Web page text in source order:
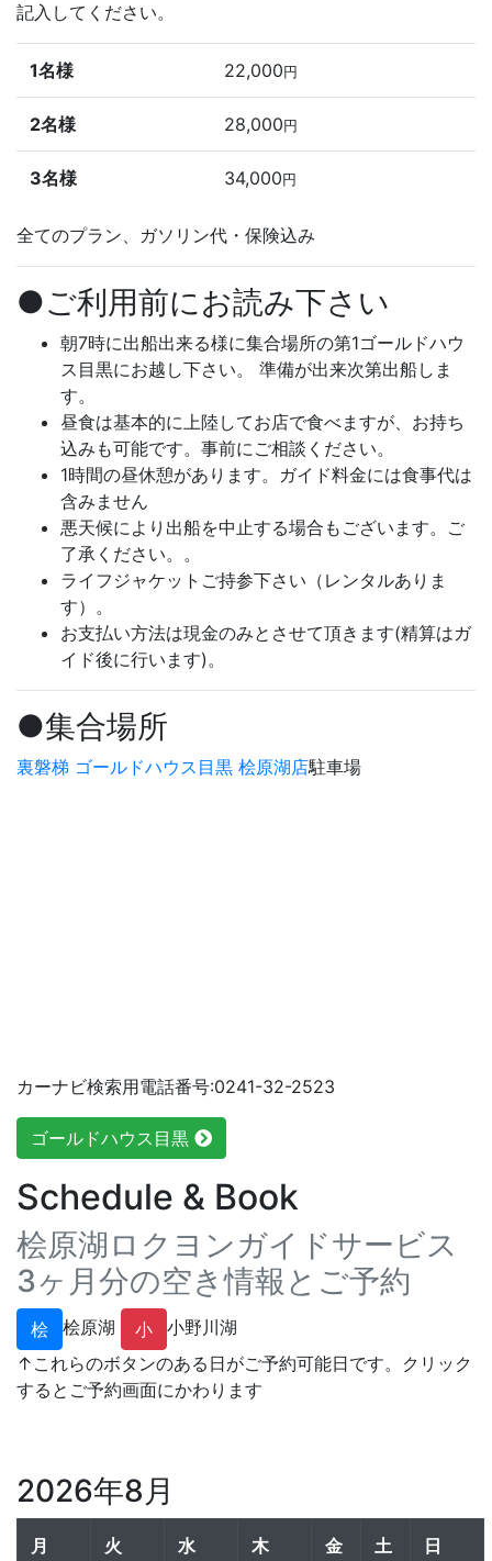
記入してください。
1名様 22,000 円
2名様 28,000 円
3名様 34,000 円
全てのプラン、ガソリン代・保険込み
●ご利用前にお読み下さい
朝7時に出船出来る様に集合場所の第1ゴールドハウ
ス目黒にお越し下さい。 準備が出来次第出船しま
す。
昼食は基本的に上陸してお店で食べますが、お持ち
込みも可能です。事前にご相談ください。
1時間の昼休憩があります。ガイド料金には食事代は
含みません
悪天候により出船を中止する場合もございます。ご
了承ください。。
ライフジャケットご持参下さい（レンタルありま
す）。
お支払い方法は現金のみとさせて頂きます(精算はガ
イド後に行います)。
●集合場所
裏磐梯 ゴールドハウス目黒 桧原湖店駐車場
カーナビ検索用電話番号:0241-32-2523
ゴールドハウス目黒
Schedule & Book
桧原湖ロクヨンガイドサービス
3ヶ月分の空き情報とご予約
桧 桧原湖 小
小野川湖
↑これらのボタンのある日がご予約可能日です。クリック
するとご予約画面にかわります
2026年8月
月 火 水 木 金 土 日